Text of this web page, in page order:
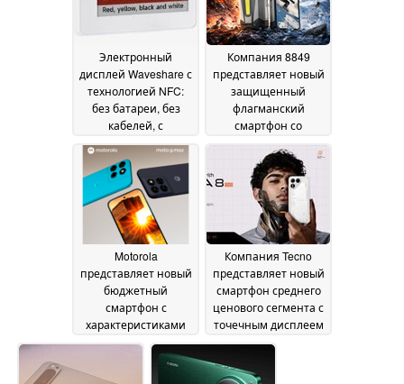
Электронный
дисплей Waveshare с
технологией NFC:
без батареи, без
кабелей, с
поддержкой
цветного контента20
June 2026
Компания 8849
представляет новый
защищенный
флагманский
смартфон со
встроенным DLP-
проектором с
разрешением 2K
June 2026
Motorola
представляет новый
бюджетный
смартфон с
характеристиками
Moto G8712 June 2026
Компания Tecno
представляет новый
смартфон среднего
ценового сегмента с
точечным дисплеем
и аккумулятором
12 June 2026